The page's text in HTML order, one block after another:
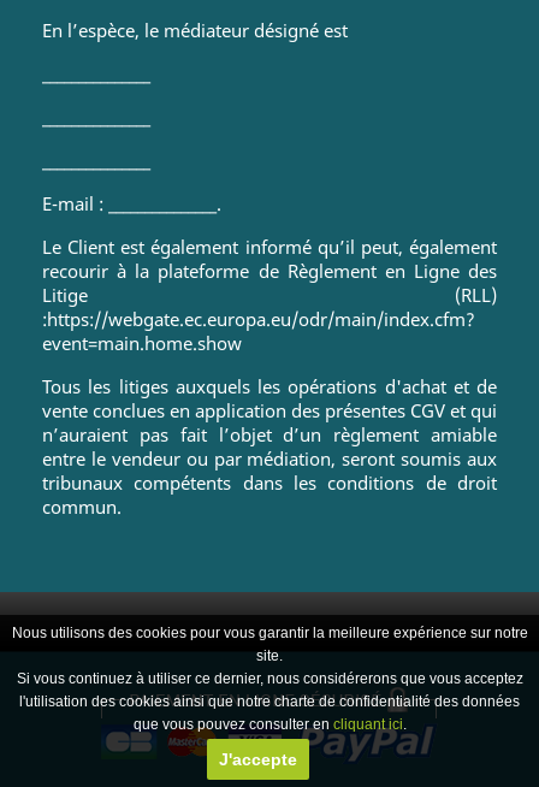
En l’espèce, le médiateur désigné est
E-mail : _______________.
Le Client est également informé qu’il peut, également
recourir à la plateforme de Règlement en Ligne des
Litige (RLL)
:https://webgate.ec.europa.eu/odr/main/index.cfm?
event=main.home.show
Tous les litiges auxquels les opérations d'achat et de
vente conclues en application des présentes CGV et qui
n’auraient pas fait l’objet d’un règlement amiable
entre le vendeur ou par médiation, seront soumis aux
tribunaux compétents dans les conditions de droit
commun.
Nous utilisons des cookies pour vous garantir la meilleure expérience sur notre
site.
Si vous continuez à utiliser ce dernier, nous considérerons que vous acceptez
l'utilisation des cookies ainsi que notre charte de confidentialité des données
que vous pouvez consulter en cliquant ici.
J'accepte